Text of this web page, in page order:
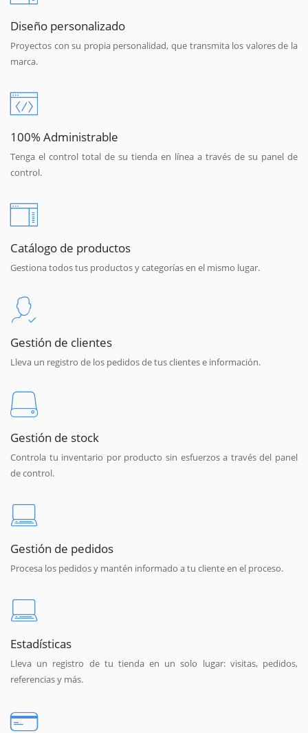
Diseño personalizado
Proyectos con su propia personalidad, que transmita los valores de la
marca.
100% Administrable
Tenga el control total de su tienda en línea a través de su panel de
control.
Catálogo de productos
Gestiona todos tus productos y categorías en el mismo lugar.
Gestión de clientes
Lleva un registro de los pedidos de tus clientes e información.
Gestión de stock
Controla tu inventario por producto sin esfuerzos a través del panel
de control.
Gestión de pedidos
Procesa los pedidos y mantén informado a tu cliente en el proceso.
Estadísticas
Lleva un registro de tu tienda en un solo lugar: visitas, pedidos,
referencias y más.